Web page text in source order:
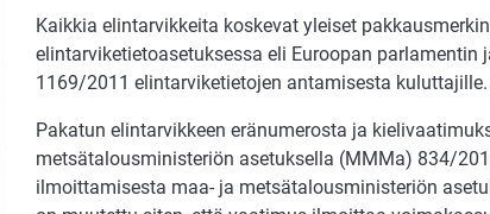
Kaikkia elintarvikkeita koskevat yleiset
elintarviketietoasetuksessa eli Euroopan parlamentin
1169/2011 elintarviketietojen antamisesta kuluttajille.
Pakatun elintarvikkeen eränumerosta ja
metsätalousministeriön asetuksella (MMMa) 834/
ilmoittamisesta maa- ja metsätalousministeriön